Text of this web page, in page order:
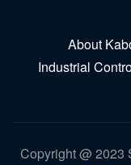
About
Industrial
Copyright @ 2023